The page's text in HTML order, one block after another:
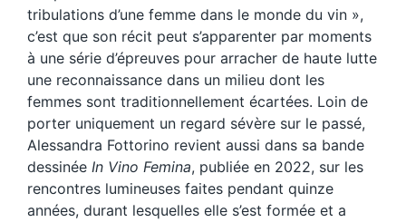
tribulations d’une femme dans le monde du vin »,
c’est que son récit peut s’apparenter par moments
à une série d’épreuves pour arracher de haute lutte
une reconnaissance dans un milieu dont les
femmes sont traditionnellement écartées. Loin de
porter uniquement un regard sévère sur le passé,
Alessandra Fottorino revient aussi dans sa bande
dessinée In Vino Femina, publiée en 2022, sur les
rencontres lumineuses faites pendant quinze
années, durant lesquelles elle s’est formée et a